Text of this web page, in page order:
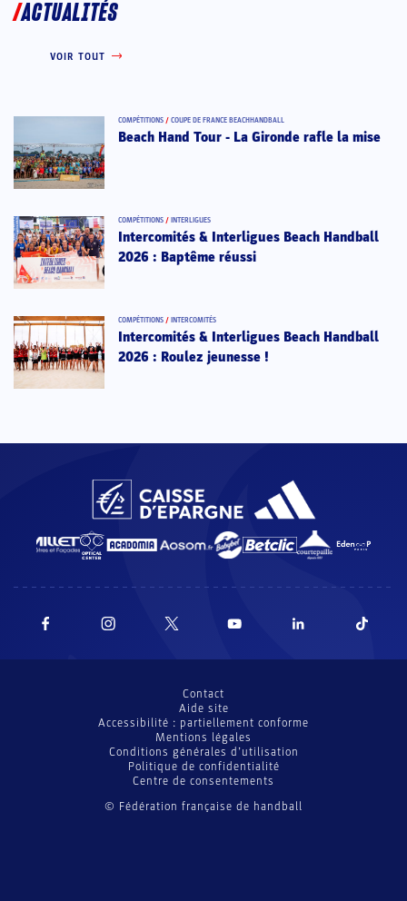
ACTUALITÉS
VOIR TOUT
COMPÉTITIONS / COUPE DE FRANCE BEACHHANDBALL
Beach Hand Tour - La Gironde rafle la mise
COMPÉTITIONS / INTERLIGUES
Intercomités & Interligues Beach Handball
2026 : Baptême réussi
COMPÉTITIONS / INTERCOMITÉS
Intercomités & Interligues Beach Handball
2026 : Roulez jeunesse !
© Fédération française de handball
Contact
Aide site
Accessibilité : partiellement conforme
Mentions légales
Conditions générales d’utilisation
Politique de confidentialité
Centre de consentements